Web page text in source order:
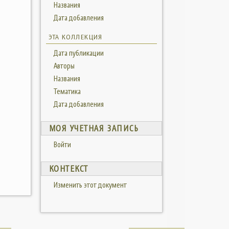
Названия
Дата добавления
ЭТА КОЛЛЕКЦИЯ
Дата публикации
Авторы
Названия
Тематика
Дата добавления
МОЯ УЧЕТНАЯ ЗАПИСЬ
Войти
КОНТЕКСТ
Изменить этот документ